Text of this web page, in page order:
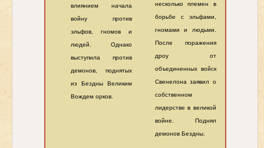
влиянием начала
войну против
эльфов, гномов и
людей. Однако
выступила против
демонов, поднятых
из Бездны Великим
Вождем орков.
несколько племен в
борьбе с эльфами,
гномами и людьми.
После поражения
дроу от
объединенных войск
Свенелона заявил о
собственном
лидерстве в великой
войне. Поднял
демонов Бездны.